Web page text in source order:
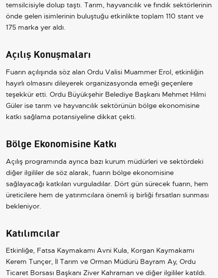
temsilcisiyle dolup taştı. Tarım, hayvancılık ve fındık sektörlerinin
önde gelen isimlerinin buluştuğu etkinlikte toplam 110 stant ve
175 marka yer aldı.
Açılış Konuşmaları
Fuarın açılışında söz alan Ordu Valisi Muammer Erol, etkinliğin
hayırlı olmasını dileyerek organizasyonda emeği geçenlere
teşekkür etti. Ordu Büyükşehir Belediye Başkanı Mehmet Hilmi
Güler ise tarım ve hayvancılık sektörünün bölge ekonomisine
katkı sağlama potansiyeline dikkat çekti.
Bölge Ekonomisine Katkı
Açılış programında ayrıca bazı kurum müdürleri ve sektördeki
diğer ilgililer de söz alarak, fuarın bölge ekonomisine
sağlayacağı katkıları vurguladılar. Dört gün sürecek fuarın, hem
üreticilere hem de yatırımcılara önemli iş birliği fırsatları sunması
bekleniyor.
Katılımcılar
Etkinliğe, Fatsa Kaymakamı Avni Kula, Korgan Kaymakamı
Kerem Tunçer, İl Tarım ve Orman Müdürü Bayram Ay, Ordu
Ticaret Borsası Başkanı Ziver Kahraman ve diğer ilgililer katıldı.